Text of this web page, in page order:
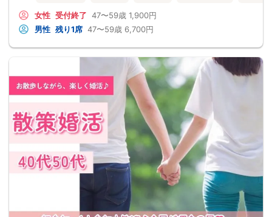
女性 受付終了 47〜59歳 1,900円
男性 残り1席 47〜59歳 6,700円